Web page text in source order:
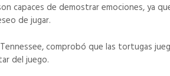
capaces de demostrar emociones, ya
de jugar.
comprobó que las tortugas
del juego.